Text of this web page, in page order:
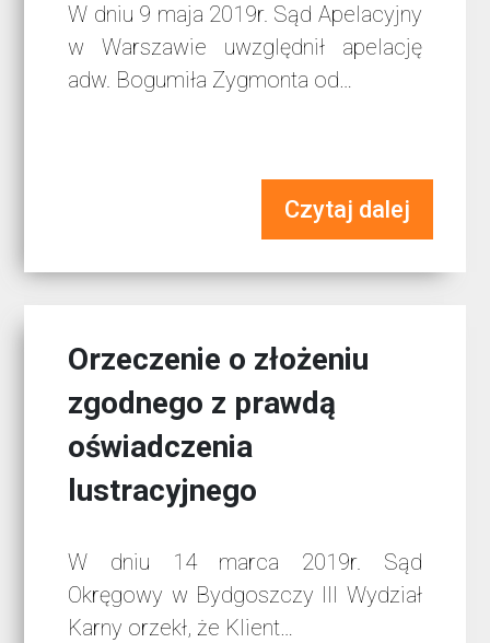
W dniu 9 maja 2019r. Sąd Apelacyjny
w Warszawie uwzględnił apelację
adw. Bogumiła Zygmonta od…
Czytaj dalej
Orzeczenie o złożeniu
zgodnego z prawdą
oświadczenia
lustracyjnego
W dniu 14 marca 2019r. Sąd
Okręgowy w Bydgoszczy III Wydział
Karny orzekł, że Klient…